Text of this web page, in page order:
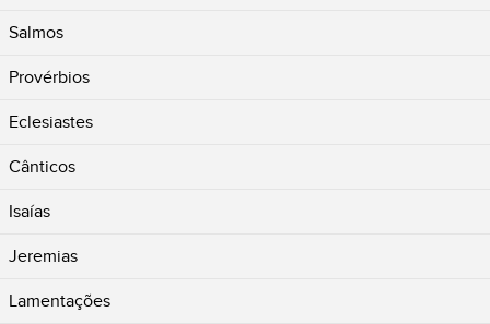
Salmos
Provérbios
Eclesiastes
Cânticos
Isaías
Jeremias
Lamentações